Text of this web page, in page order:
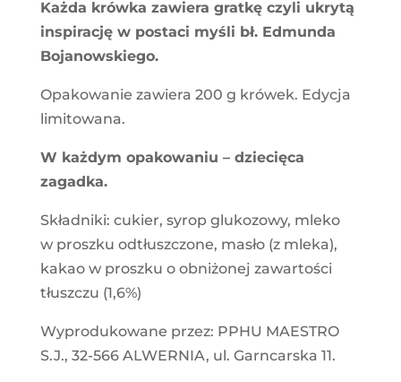
Każda krówka zawiera gratkę czyli ukrytą
inspirację w postaci myśli bł. Edmunda
Bojanowskiego.
Opakowanie zawiera 200 g krówek. Edycja
limitowana.
W każdym opakowaniu – dziecięca
zagadka.
Składniki: cukier, syrop glukozowy, mleko
w proszku odtłuszczone, masło (z mleka),
kakao w proszku o obniżonej zawartości
tłuszczu (1,6%)
Wyprodukowane przez: PPHU MAESTRO
S.J., 32-566 ALWERNIA, ul. Garncarska 11.